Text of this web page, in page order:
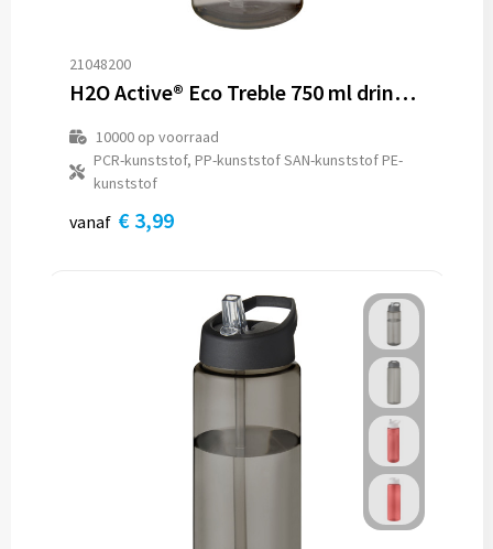
21048200
H2O Active® Eco Treble 750 ml drinkfles met tuitdeksel
10000op voorraad
PCR-kunststof, PP-kunststof SAN-kunststof PE-
kunststof
vanaf € 3,99